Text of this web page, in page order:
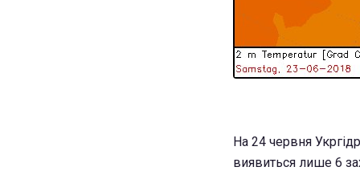
На 24 червня
виявиться лише 6